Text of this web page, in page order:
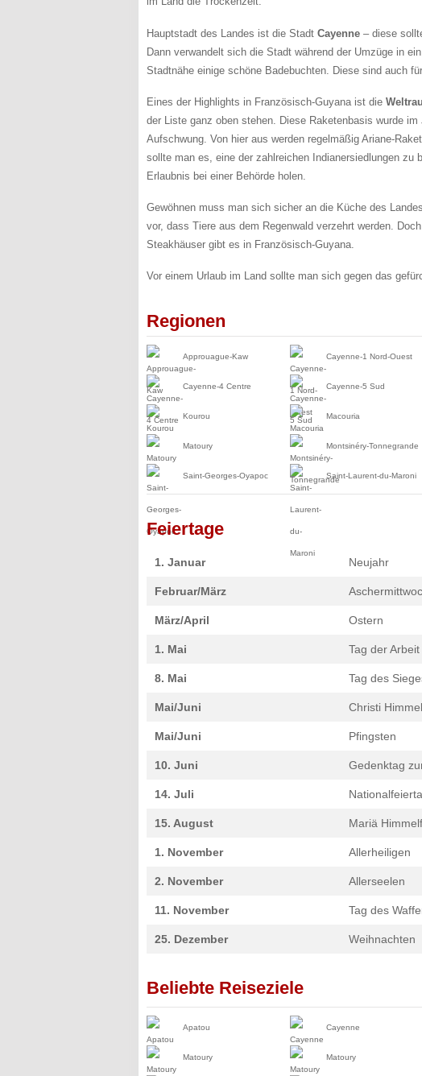
Hauptstadt des Landes ist die Stadt Cayenne – diese
Dann verwandelt sich die Stadt während der Umzüge in
Stadtnähe einige schöne Badebuchten. Diese sind auch
Eines der Highlights in Französisch-Guyana ist die
der Liste ganz oben stehen. Diese Raketenbasis wurde
Aufschwung. Von hier aus werden regelmäßig Ariane-
sollte man es, eine der zahlreichen Indianersiedlungen
Erlaubnis bei einer Behörde holen.
Gewöhnen muss man sich sicher an die Küche des
vor, dass Tiere aus dem Regenwald verzehrt werden.
Steakhäuser gibt es in Französisch-Guyana.
Vor einem Urlaub im Land sollte man sich gegen das
Regionen
Approuague-Kaw Cayenne-1 Nord-Ouest
Cayenne-4 Centre Cayenne-5 Sud
Kourou Macouria
Matoury Montsinéry-Tonnegrande
Saint-Georges-Oyapoc Saint-Laurent-du-Maroni
Feiertage
1. Januar Neujahr
Februar/März
März/April Ostern
1. Mai Tag der Arbeit
8. Mai Tag des
Mai/Juni Christi
Mai/Juni Pfingsten
10. Juni Gedenktag
14. Juli
15. August Mariä
1. November Allerheiligen
2. November Allerseelen
11. November Tag des
25. Dezember Weihnachten
Beliebte Reiseziele
Apatou Cayenne
Matoury Matoury